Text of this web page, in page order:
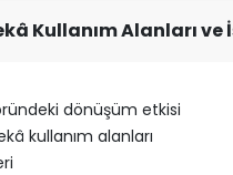
Kullanım Alanları ve
dönüşüm etkisi
kullanım alanları